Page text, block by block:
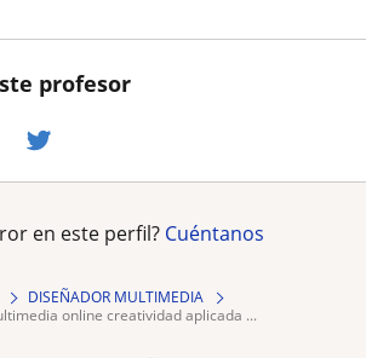
profesor
en este perfil? Cuéntanos
DISEÑADOR MULTIMEDIA
online creatividad aplicada ...